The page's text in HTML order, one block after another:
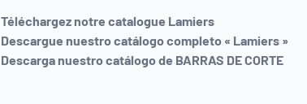
Téléchargez notre catalogue Lamiers
Descargue nuestro catálogo completo « Lamiers »
Descarga nuestro catálogo de BARRAS DE CORTE